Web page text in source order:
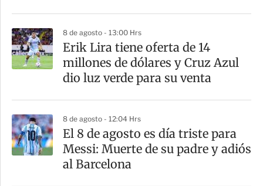
8 de agosto - 13:00 Hrs
Erik Lira tiene oferta de 14
millones de dólares y Cruz Azul
dio luz verde para su venta
8 de agosto - 12:04 Hrs
El 8 de agosto es día triste para
Messi: Muerte de su padre y adiós
al Barcelona